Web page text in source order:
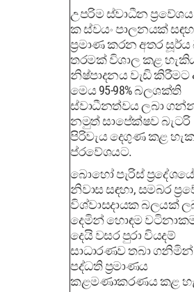
උපරිම ස්වාධීන ප්‍රවේශය
ක ස්වයං පාලනයක්
ප්‍රමාණ කරන අතර
තරමක් විශාල කළ
නිෂ්පාදනය වැඩි කිරීමට
මෙය 95-98% බලශක්ති
ස්වාධීනත්වය ලබා
නමුත් සාපේක්ෂව බැටරි
පිරිවැය දෙගුණ කළ
ප්රවේශයට.
බොහෝ පැරිස්
නිවාස සඳහා, සමබර
විශ්වාසදායක බලයක්
දෙමින් හොඳම
දෙයි වසර පුරා වියදම්
සාධාරණව තබා
පද්ධති ප්‍රමාණය
කළමණාකරණය කළ